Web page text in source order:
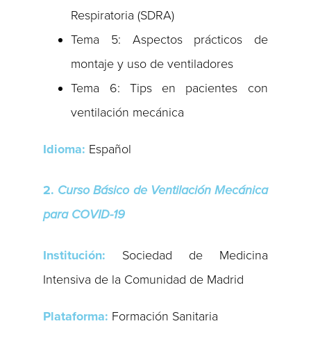
Respiratoria (SDRA)
Tema 5: Aspectos prácticos de
montaje y uso de ventiladores
Tema 6: Tips en pacientes con
ventilación mecánica
Idioma: Español
2. Curso Básico de Ventilación Mecánica
para COVID-19
Institución: Sociedad de Medicina
Intensiva de la Comunidad de Madrid
Plataforma: Formación Sanitaria